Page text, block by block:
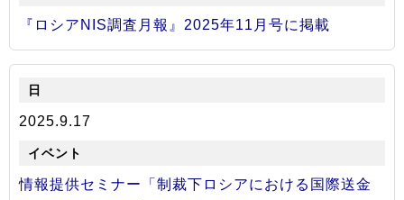
『ロシアNIS調査月報』2025年11月号に掲載
2025.9.17
情報提供セミナー「制裁下ロシアにおける国際送金